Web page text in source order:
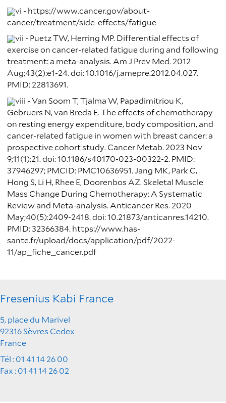
vi - https://www.cancer.gov/about-
cancer/treatment/side-effects/fatigue
vii - Puetz TW, Herring MP. Differential effects of
exercise on cancer-related fatigue during and following
treatment: a meta-analysis. Am J Prev Med. 2012
Aug;43(2):e1-24. doi: 10.1016/j.amepre.2012.04.027.
PMID: 22813691.
viii - Van Soom T, Tjalma W, Papadimitriou K,
Gebruers N, van Breda E. The effects of chemotherapy
on resting energy expenditure, body composition, and
cancer-related fatigue in women with breast cancer: a
prospective cohort study. Cancer Metab. 2023 Nov
9;11(1):21. doi: 10.1186/s40170-023-00322-2. PMID:
37946297; PMCID: PMC10636951. Jang MK, Park C,
Hong S, Li H, Rhee E, Doorenbos AZ. Skeletal Muscle
Mass Change During Chemotherapy: A Systematic
Review and Meta-analysis. Anticancer Res. 2020
May;40(5):2409-2418. doi: 10.21873/anticanres.14210.
PMID: 32366384. https://www.has-
sante.fr/upload/docs/application/pdf/2022-
11/ap_fiche_cancer.pdf
Fresenius Kabi France
5, place du Marivel
92316 Sèvres Cedex
France
Tél : 01 41 14 26 00
Fax : 01 41 14 26 02